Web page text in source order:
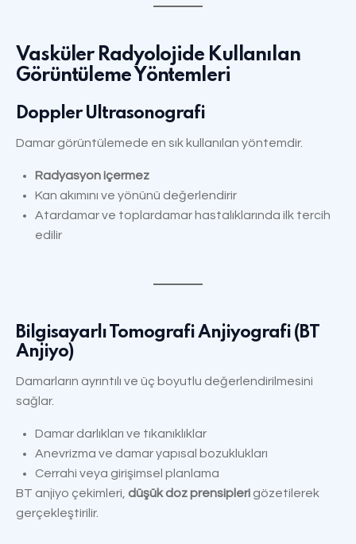
Vasküler Radyolojide Kullanılan
Görüntüleme Yöntemleri
Doppler Ultrasonografi
Damar görüntülemede en sık kullanılan yöntemdir.
Radyasyon içermez
Kan akımını ve yönünü değerlendirir
Atardamar ve toplardamar hastalıklarında ilk tercih
edilir
Bilgisayarlı Tomografi Anjiyografi (BT
Anjiyo)
Damarların ayrıntılı ve üç boyutlu değerlendirilmesini
sağlar.
Damar darlıkları ve tıkanıklıklar
Anevrizma ve damar yapısal bozuklukları
Cerrahi veya girişimsel planlama
BT anjiyo çekimleri, düşük doz prensipleri gözetilerek
gerçekleştirilir.